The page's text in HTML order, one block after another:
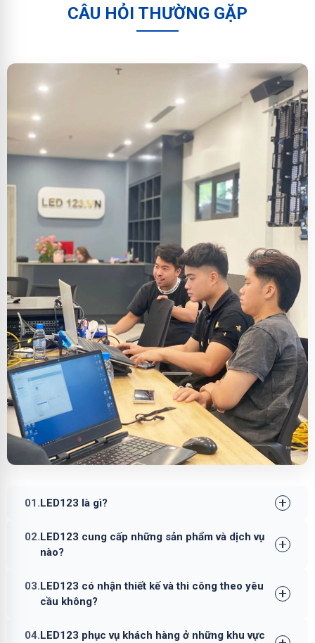
CÂU HỎI THƯỜNG GẶP
01.LED123 là gì?
02.LED123 cung cấp những sản phẩm và dịch vụ
nào?
03.LED123 có nhận thiết kế và thi công theo yêu
cầu không?
04.LED123 phục vụ khách hàng ở những khu vực